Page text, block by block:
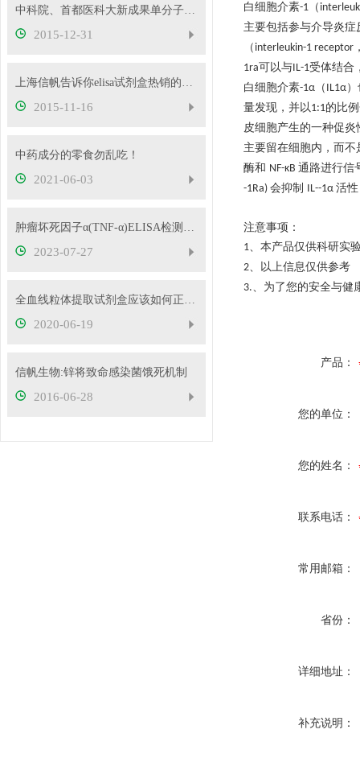
中科院、首都医科大新成果单分子测序的甲基化组分析
2015-12-31
上海信帆告诉你elisa试剂盒热销的原因
2015-11-16
中药成分的零食勿乱吃！
2021-06-03
肿瘤坏死因子α(TNF-α)ELISA检测试剂盒引用的文献
2023-07-27
全血线粒体提取试剂盒应该如何正确使用
2020-06-19
信帆生物:锌将致命感染菌饿死机制
2016-06-28
白细胞介素-1 （
主要包括参与介导炎
（ interleukin-1 receptor
1ra可以与IL-1受体结合
白细胞介素-1α （ IL1α
量发现，并以1:1的比
皮细胞产生的一种促炎
主要留在细胞内，而
酶和 NF-κB 通路进行信
-1Ra) 会抑制 IL--1α 活
注意事项：
1、 本产品仅供科研实
2、以上信息仅供参考
3.、为了您的安全与健
产品：
您的单位：
您的姓名：
联系电话：
常用邮箱：
省份：
详细地址：
补充说明：